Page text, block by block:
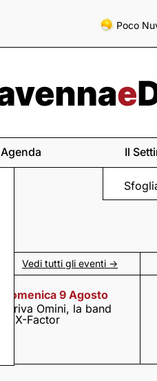
Poco
Agenda Il
Vedi tutti gli eventi ->
Domenica 9 Agosto
Arriva Omini, la band
di X-Factor